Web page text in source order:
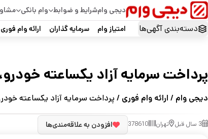
دیجی وامشرایط و ضوابط وام بانکی
دسته‌بندی آگهی‌ها
امتیاز وام سرمایه گذاران ارائه وام فوری
پرداخت سرمایه آزاد یکساعته
دیجی وام / ارائه وام فوری / پرداخت سرمایه آزاد یکساعته
3 سال قبل تهران 378610 افزودن به علاقه‌مندی‌ها